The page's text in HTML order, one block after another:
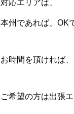
対応エリアは、
本州であれば、OK
お時間を頂ければ
ご希望の方は出張